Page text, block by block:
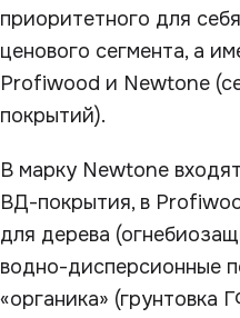
приоритетного для
ценового сегмента, а
Profiwood и Newtone
покрытий).
В марку Newtone
ВД-покрытия, в
для дерева
водно-дисперсионные
«органика» (грунтовка